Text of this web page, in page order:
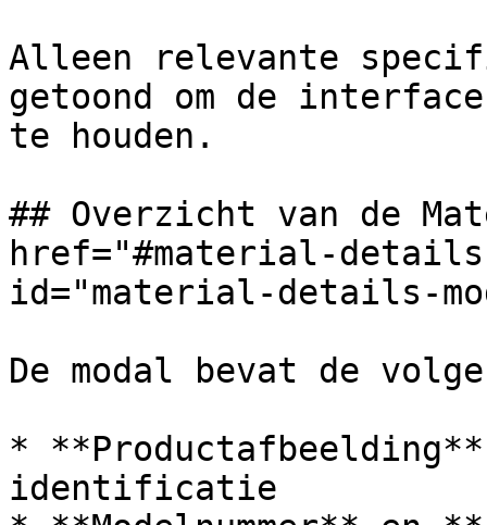
Alleen relevante
getoond om de
te houden.
## Overzicht van de
href="#material-
id="material-details-
De modal bevat de
*
identificatie